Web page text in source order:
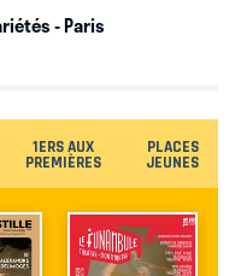
- Paris
1ERS AUX
PREMIÈRES
PLACES
JEUNES